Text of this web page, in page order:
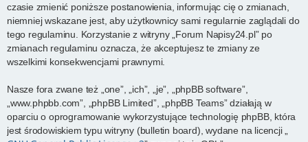
czasie zmienić poniższe postanowienia, informując cię o zmianach,
niemniej wskazane jest, aby użytkownicy sami regularnie zaglądali do
tego regulaminu. Korzystanie z witryny „Forum Napisy24.pl” po
zmianach regulaminu oznacza, że akceptujesz te zmiany ze
wszelkimi konsekwencjami prawnymi.
Nasze fora zwane też „one”, „ich”, „je”, „phpBB software”,
„www.phpbb.com”, „phpBB Limited”, „phpBB Teams” działają w
oparciu o oprogramowanie wykorzystujące technologię phpBB, która
jest środowiskiem typu witryny (bulletin board), wydane na licencji „